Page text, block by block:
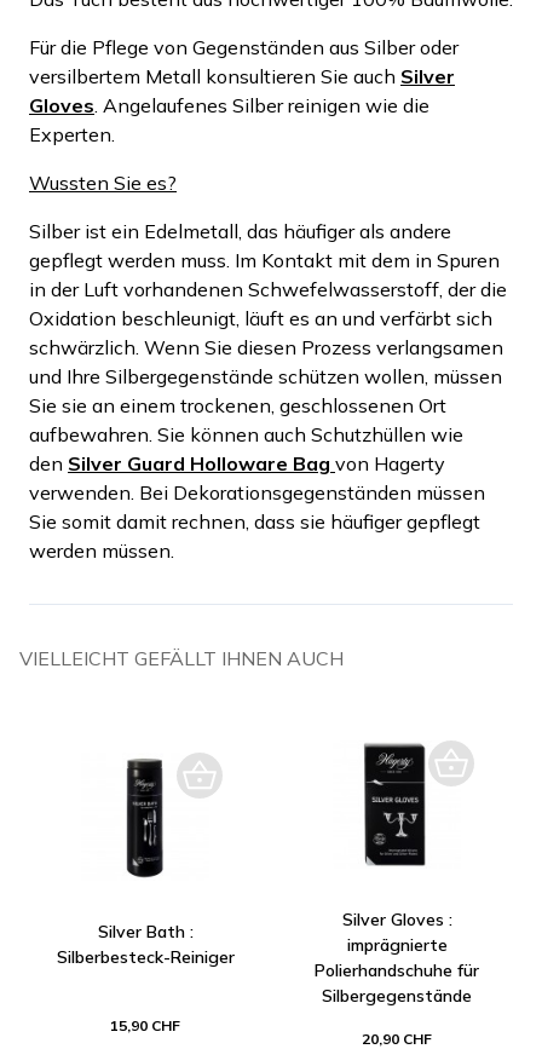
Für die Pflege von Gegenständen aus Silber oder
versilbertem Metall konsultieren Sie auch Silver
Gloves . Angelaufenes Silber reinigen wie die
Experten.
Wussten Sie es?
Silber ist ein Edelmetall, das häufiger als andere
gepflegt werden muss. Im Kontakt mit dem in Spuren
in der Luft vorhandenen Schwefelwasserstoff, der die
Oxidation beschleunigt, läuft es an und verfärbt sich
schwärzlich. Wenn Sie diesen Prozess verlangsamen
und Ihre Silbergegenstände schützen wollen, müssen
Sie sie an einem trockenen, geschlossenen Ort
aufbewahren. Sie können auch Schutzhüllen wie
den Silver Guard Holloware Bag von Hagerty
verwenden. Bei Dekorationsgegenständen müssen
Sie somit damit rechnen, dass sie häufiger gepflegt
werden müssen.
VIELLEICHT GEFÄLLT IHNEN AUCH
Silver Bath :
Silberbesteck-Reiniger
15,90 CHF
Silver Gloves :
imprägnierte
Polierhandschuhe für
Silbergegenstände
20,90 CHF